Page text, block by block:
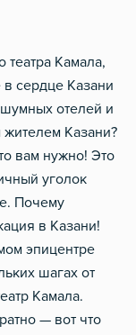
средства
дверь
театра Камала,
сердце Казани
отелей и
жителем Казани?
вам нужно! Это
уголок
Почему
в Казани!
эпицентре
шагах от
Камала.
— вот что